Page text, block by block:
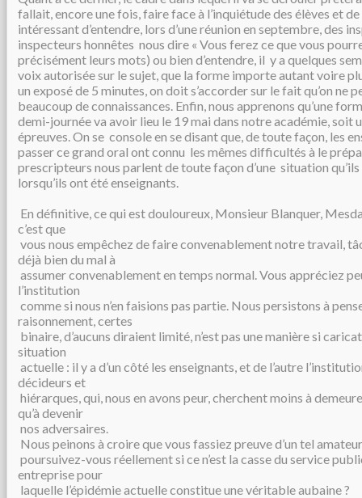
fallait, encore une fois, faire face à l’inquiétude des élèves et
intéressant d’entendre, lors d’une réunion en septembre, des
inspecteurs honnêtes nous dire « Vous ferez ce que vous
précisément leurs mots) ou bien d’entendre, il y a quelques
voix autorisée sur le sujet, que la forme importe autant voire
un exposé de 5 minutes, on doit s’accorder sur le fait qu’on ne
beaucoup de connaissances. Enfin, nous apprenons qu’une
demi-journée va avoir lieu le 19 mai dans notre académie, soit
épreuves. On se console en se disant que, de toute façon, les
passer ce grand oral ont connu les mêmes difficultés à le
prescripteurs nous parlent de toute façon d’une situation qu’ils
lorsqu’ils ont été enseignants.
En définitive, ce qui est douloureux, Monsieur Blanquer,
c’est que
vous nous empêchez de faire convenablement notre travail,
déjà bien du mal à
assumer convenablement en temps normal. Vous appréciez
l’institution
comme si nous n’en faisions pas partie. Nous persistons à
raisonnement, certes
binaire, d’aucuns diraient limité, n’est pas une manière si
situation
actuelle : il y a d’un côté les enseignants, et de l’autre
décideurs et
hiérarques, qui, nous en avons peur, cherchent moins à
qu’à devenir
nos adversaires.
Nous peinons à croire que vous fassiez preuve d’un tel
poursuivez-vous réellement si ce n’est la casse du service
entreprise pour
laquelle l’épidémie actuelle constitue une véritable aubaine ?